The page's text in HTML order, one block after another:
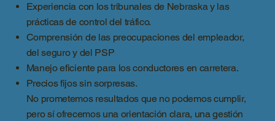
Experiencia con los tribunales de Nebraska y las
prácticas de control del tráfico.
Comprensión de las preocupaciones del empleador,
del seguro y del PSP
Manejo eficiente para los conductores en carretera.
Precios fijos sin sorpresas.
No prometemos resultados que no podemos cumplir,
pero sí ofrecemos una orientación clara, una gestión